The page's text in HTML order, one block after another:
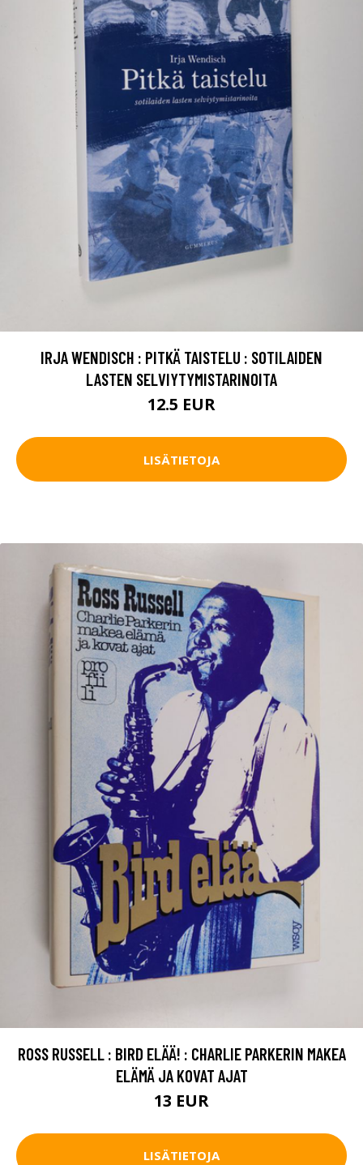
IRJA WENDISCH : PITKÄ TAISTELU : SOTILAIDEN
LASTEN SELVIYTYMISTARINOITA
12.5 EUR
LISÄTIETOJA
ROSS RUSSELL : BIRD ELÄÄ! : CHARLIE PARKERIN MAKEA
ELÄMÄ JA KOVAT AJAT
13 EUR
LISÄTIETOJA